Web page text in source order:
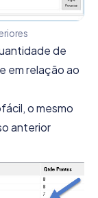
de
em relação ao
o mesmo
anterior